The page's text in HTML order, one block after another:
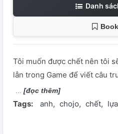
Danh
Tôi muốn được chết nên tôi
lẫn trong Game để viết câu
[đọc thêm]
Tags: anh chojo chết lựa